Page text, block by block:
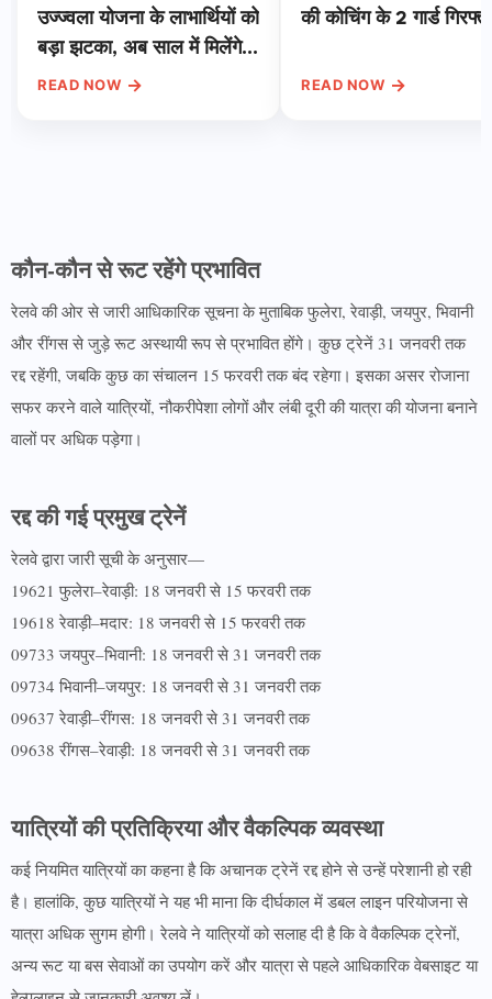
उज्ज्वला योजना के लाभार्थियों को
बड़ा झटका, अब साल में मिलेंगे
सिर्फ 4 सब्सिडी वाले सिलेंडर,
READ NOW →
की कोचिंग के 2 गार्ड
READ NOW →
कौन-कौन से रूट रहेंगे प्रभावित
रेलवे की ओर से जारी आधिकारिक सूचना के मुताबिक फुलेरा, रेवाड़ी, जयपुर, भिवानी
और रींगस से जुड़े रूट अस्थायी रूप से प्रभावित होंगे। कुछ ट्रेनें 31 जनवरी तक
रद्द रहेंगी, जबकि कुछ का संचालन 15 फरवरी तक बंद रहेगा। इसका असर रोजाना
सफर करने वाले यात्रियों, नौकरीपेशा लोगों और लंबी दूरी की यात्रा की योजना बनाने
वालों पर अधिक पड़ेगा।
रद्द की गई प्रमुख ट्रेनें
रेलवे द्वारा जारी सूची के अनुसार—
19621 फुलेरा–रेवाड़ी: 18 जनवरी से 15 फरवरी तक
19618 रेवाड़ी–मदार: 18 जनवरी से 15 फरवरी तक
09733 जयपुर–भिवानी: 18 जनवरी से 31 जनवरी तक
09734 भिवानी–जयपुर: 18 जनवरी से 31 जनवरी तक
09637 रेवाड़ी–रींगस: 18 जनवरी से 31 जनवरी तक
09638 रींगस–रेवाड़ी: 18 जनवरी से 31 जनवरी तक
यात्रियों की प्रतिक्रिया और वैकल्पिक व्यवस्था
कई नियमित यात्रियों का कहना है कि अचानक ट्रेनें रद्द होने से उन्हें परेशानी हो रही
है। हालांकि, कुछ यात्रियों ने यह भी माना कि दीर्घकाल में डबल लाइन परियोजना से
यात्रा अधिक सुगम होगी। रेलवे ने यात्रियों को सलाह दी है कि वे वैकल्पिक ट्रेनों,
अन्य रूट या बस सेवाओं का उपयोग करें और यात्रा से पहले आधिकारिक वेबसाइट या